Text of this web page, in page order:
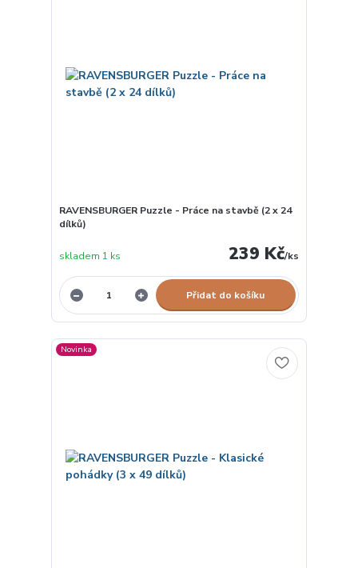
RAVENSBURGER Puzzle - Práce na stavbě (2 x 24
dílků)
239 Kč/ks
skladem 1 ks
Přidat do košíku
Novinka